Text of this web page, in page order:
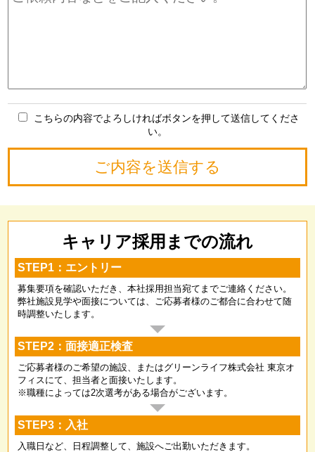
こちらの内容でよろしければボタンを押して送信してくださ
い。
キャリア採用までの流れ
STEP1：エントリー
募集要項を確認いただき、本社採用担当宛てまでご連絡ください。
弊社施設見学や面接については、ご応募者様のご都合に合わせて随
時調整いたします。
STEP2：面接適正検査
ご応募者様のご希望の施設、またはグリーンライフ株式会社 東京オ
フィスにて、担当者と面接いたします。
※職種によっては2次選考がある場合がございます。
STEP3：入社
入職日など、日程調整して、施設へご出勤いただきます。